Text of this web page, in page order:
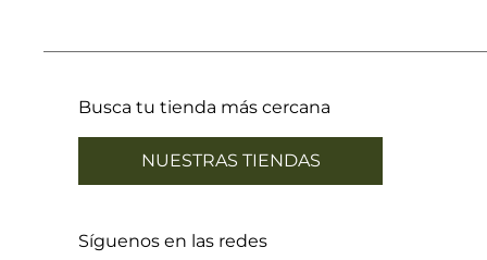
Busca tu tienda más cercana
NUESTRAS TIENDAS
Síguenos en las redes